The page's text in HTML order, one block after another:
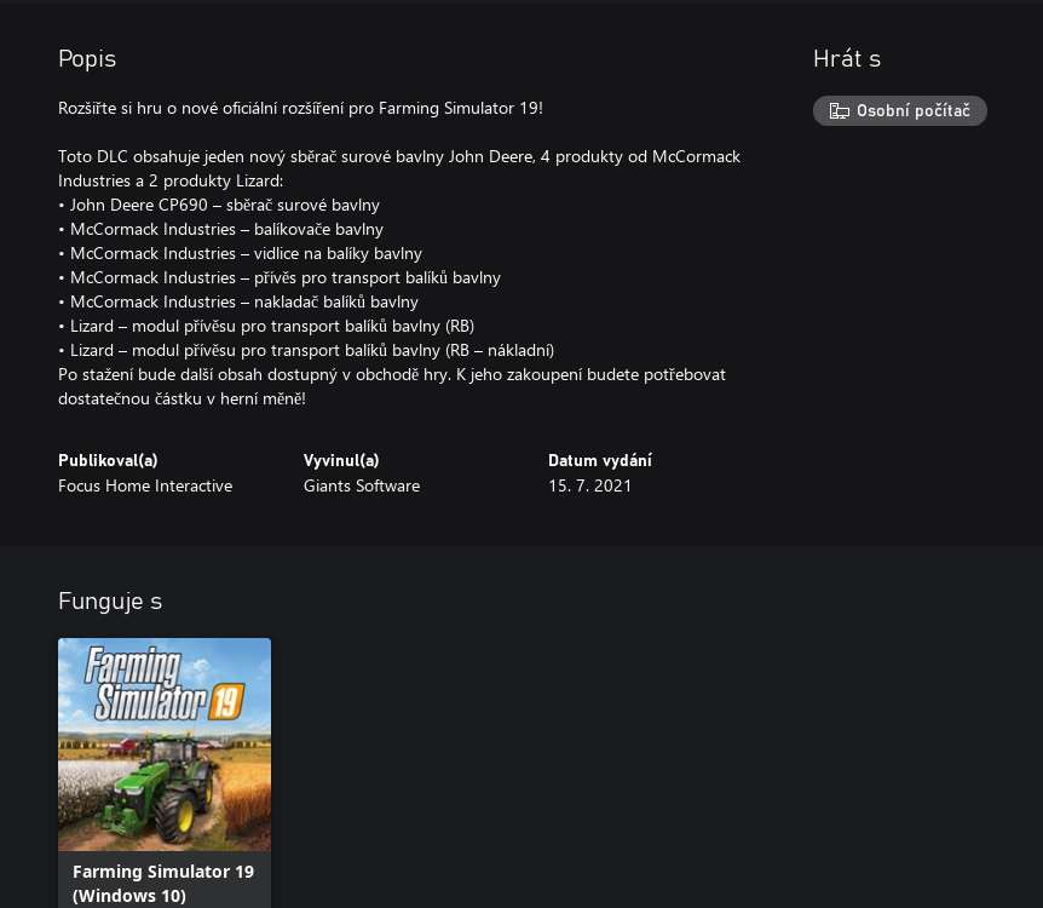
Popis
Rozšiřte si hru o nové oficiální rozšíření pro Farming Simulator 19!
Toto DLC obsahuje jeden nový sběrač surové bavlny John Deere, 4 produkty od McCormack
Industries a 2 produkty Lizard:
• John Deere CP690 – sběrač surové bavlny
• McCormack Industries – balíkovače bavlny
• McCormack Industries – vidlice na balíky bavlny
• McCormack Industries – přívěs pro transport balíků bavlny
• McCormack Industries – nakladač balíků bavlny
• Lizard – modul přívěsu pro transport balíků bavlny (RB)
• Lizard – modul přívěsu pro transport balíků bavlny (RB – nákladní)
Po stažení bude další obsah dostupný v obchodě hry. K jeho zakoupení budete potřebovat
dostatečnou částku v herní měně!
Publikoval(a)
Focus Home Interactive
Vyvinul(a)
Giants Software
Datum vydání
15. 7. 2021
Hrát s
Osobní počítač
Funguje s
Farming Simulator 19
(Windows 10)